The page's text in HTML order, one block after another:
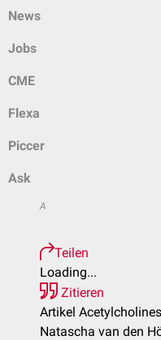
News
Jobs
CME
Flexa
Piccer
Ask
A
Teilen
Loading...
Zitieren
Artikel
Natascha van den